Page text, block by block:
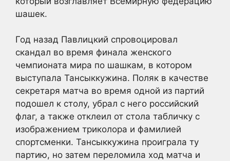
шашек.
Год назад Павлицкий спровоцировал
скандал во время финала женского
чемпионата мира по шашкам, в котором
выступала Тансыккужина. Поляк в качестве
секретаря матча во время одной из партий
подошел к столу, убрал с него российский
флаг, а также отклеил от стола табличку с
изображением триколора и фамилией
спортсменки. Тансыккужина проиграла ту
партию, но затем переломила ход матча и